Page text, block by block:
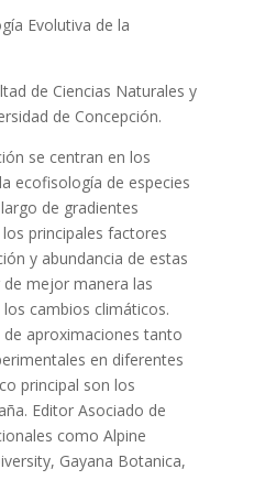
Evolutiva de la
de Ciencias Naturales y
de Concepción.
se centran en los
ecofisología de especies
de gradientes
principales factores
y abundancia de estas
mejor manera las
cambios climáticos.
aproximaciones tanto
en diferentes
principal son los
Editor Asociado de
como Alpine
Gayana Botanica,